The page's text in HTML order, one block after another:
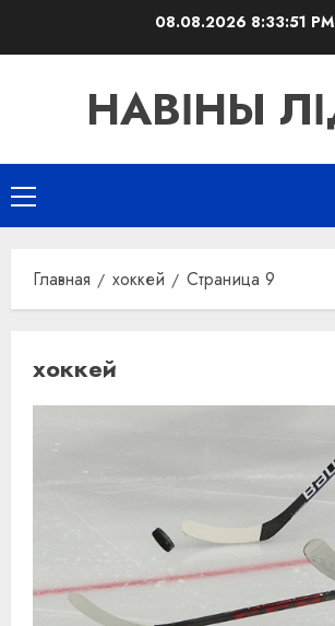
08.08.2026 8:33:53 PM
НАВІНЫ
Основное
меню
Главная хоккей Страница 9
хоккей